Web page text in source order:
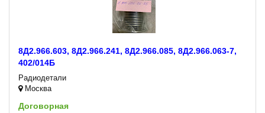
8Д2.966.603, 8Д2.966.241, 8Д2.966.085, 8Д2.966.063-7,
402/014Б
Радиодетали
Москва
Договорная